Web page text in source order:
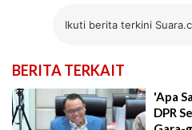
Ikuti berita terkini
BERITA TERKAIT
'Apa
DPR